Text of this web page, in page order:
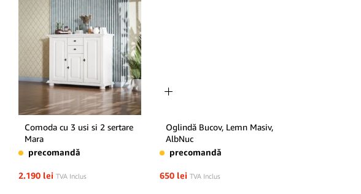
Comoda cu 3 usi si 2 sertare
Mara
precomandă
2.190 lei TVA Inclus
Oglindă Bucov, Lemn Masiv,
AlbNuc
precomandă
650 lei TVA Inclus